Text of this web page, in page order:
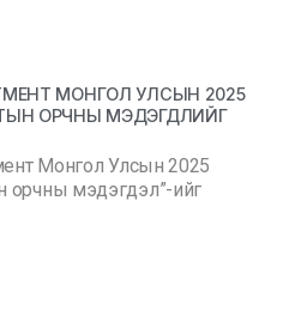
МОНГОЛ УЛСЫН 2025
ОРЧНЫ МЭДЭГДЛИЙГ
Монгол Улсын 2025
орчны мэдэгдэл”-ийг